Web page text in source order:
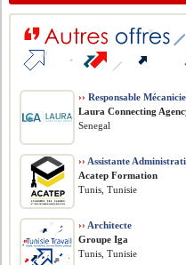
›› Responsable
Laura Connecting
Senegal
›› Assistante
Acatep Formation
Tunis, Tunisie
›› Architecte
Groupe Iga
Tunis, Tunisie